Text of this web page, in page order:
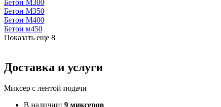
Бетон М300
Бетон М350
Бетон М400
Бетон м450
Показать еще 8
Доставка и услуги
Миксер с лентой подачи
В наличии: 9 миксеров